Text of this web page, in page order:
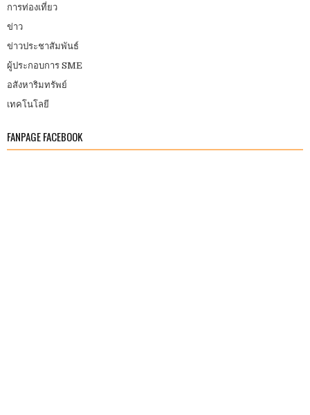
การท่องเที่ยว
ข่าว
ข่าวประชาสัมพันธ์
ผู้ประกอบการ SME
อสังหาริมทรัพย์
เทคโนโลยี
FANPAGE FACEBOOK